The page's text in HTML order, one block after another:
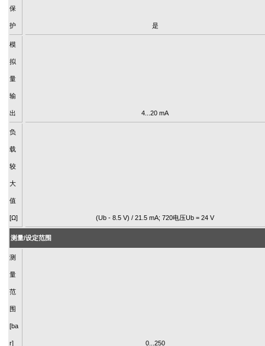
保
护 是
模
拟
量
输
出 4...20 mA
负
载
较
大
值
[Ω] (Ub - 8.5 V) / 21.5 mA; 720电压Ub = 24 V
测量/设定范围
测
量
范
围
[ba
r] 0...250